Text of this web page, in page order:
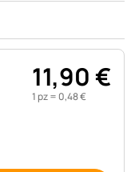
11,90€
1 pz = 0,48€